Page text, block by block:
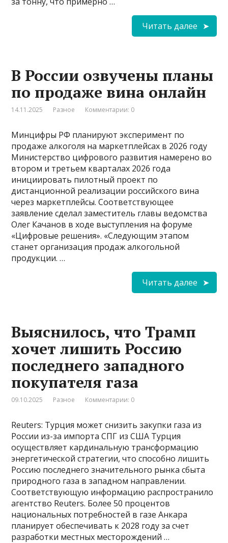
Читать далее
В России озвучены планы
по продаже вина онлайн
14.11.2025 Разное Комментарии: 0
Минцифры РФ планируют эксперимент по
продаже алкоголя на маркетплейсах в 2026 году
Министерство цифрового развития намерено во
втором и третьем кварталах 2026 года
инициировать пилотный проект по
дистанционной реализации российского вина
через маркетплейсы. Соответствующее
заявление сделал заместитель главы ведомства
Олег Качанов в ходе выступления на форуме
«Цифровые решения». «Следующим этапом
станет организация продаж алкогольной
продукции. …
Читать далее
Выяснилось, что Трамп
хочет лишить Россию
последнего западного
покупателя газа
09.10.2025 Разное Комментарии: 0
Reuters: Турция может снизить закупки газа из
России из-за импорта СПГ из США Турция
осуществляет кардинальную трансформацию
энергетической стратегии, что способно лишить
Россию последнего значительного рынка сбыта
природного газа в западном направлении.
Соответствующую информацию распространило
агентство Reuters. Более 50 процентов
национальных потребностей в газе Анкара
планирует обеспечивать к 2028 году за счет
разработки местных месторождений …